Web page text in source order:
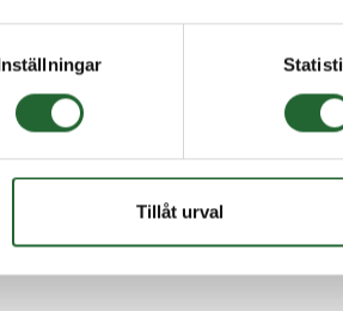
Tillåt urval